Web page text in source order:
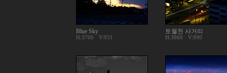
Blue Sky
H:3700 V:931
토월천 사거리
H:3869 V:990